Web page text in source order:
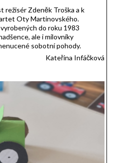
režisér Zdeněk Troška a k
Oty Martinovského.
do roku 1983
ale i milovníky
sobotní pohody.
Kateřina Infáčková